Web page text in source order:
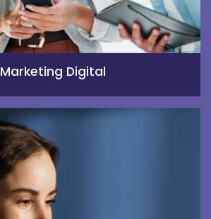
Marketing Digital